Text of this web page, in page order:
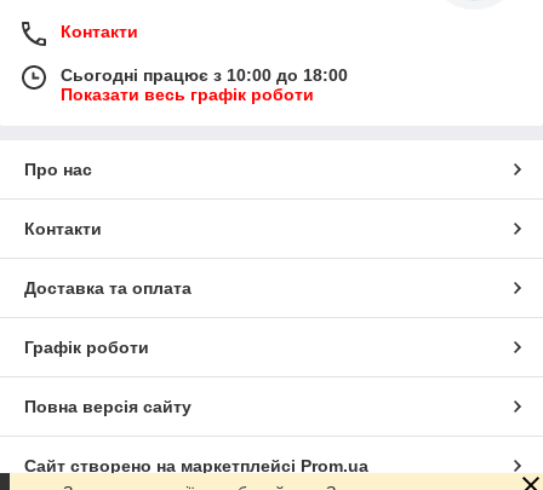
Контакти
Сьогодні працює з 10:00 до 18:00
Показати весь графік роботи
Про нас
Контакти
Доставка та оплата
Графік роботи
Повна версія сайту
Сайт створено на маркетплейсі Prom.ua